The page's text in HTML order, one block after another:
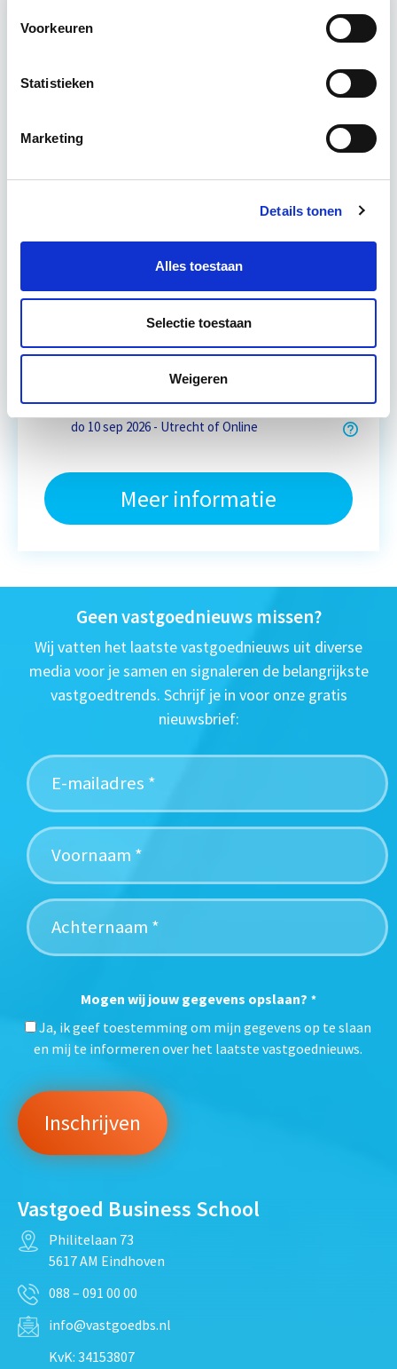
Voorkeuren
Statistieken
Marketing
Details tonen
Alles toestaan
Selectie toestaan
Weigeren
Tijdens deze opleiding leer je om integraal
verbeteren. De belangrijkste trends in vastgoed
Utrecht en/of online
4 - 8 uur per week
do 10 sep 2026 - Utrecht of Online
Meer informatie
Geen vastgoednieuws missen?
Wij vatten het laatste vastgoednieuws uit diverse
media voor je samen en signaleren de belangrijkste
vastgoedtrends. Schrijf je in voor onze gratis
nieuwsbrief:
Mogen wij jouw gegevens opslaan? *
Ja, ik geef toestemming om mijn gegevens op te slaan
en mij te informeren over het laatste vastgoednieuws.
Vastgoed Business School
Philitelaan 73
5617 AM Eindhoven
088 – 091 00 00
info@vastgoedbs.nl
KvK: 34153807